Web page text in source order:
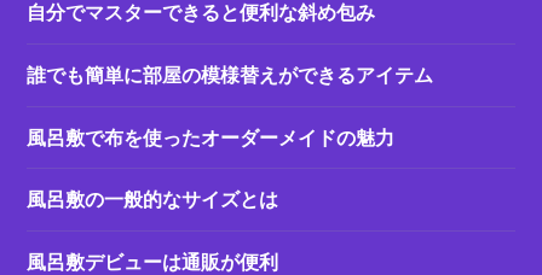
自分でマスターできると便利な斜め包み
誰でも簡単に部屋の模様替えができるアイテム
風呂敷で布を使ったオーダーメイドの魅力
風呂敷の一般的なサイズとは
風呂敷デビューは通販が便利